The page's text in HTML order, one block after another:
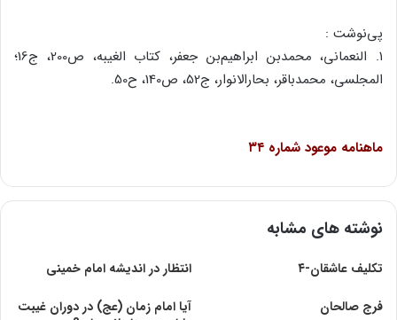
پی‌نوشت‌ :
۱. النعمانی‌، محمدبن‌ ابراهیم‌بن‌ جعفر، کتاب‌ الغیبه‌، ص‌200، ج‌16؛
المجلسی‌، محمدباقر، بحارالانوار، ج‌52، ص‌140، ح‌50.
ماهنامه موعود شماره‌ ۳۴
نوشته های مشابه
تکلیف عاشقان-۴
انتظار در اندیشه امام خمینی
فرج صالحان‏
آیا امام زمان (عج) در دوران غیبت